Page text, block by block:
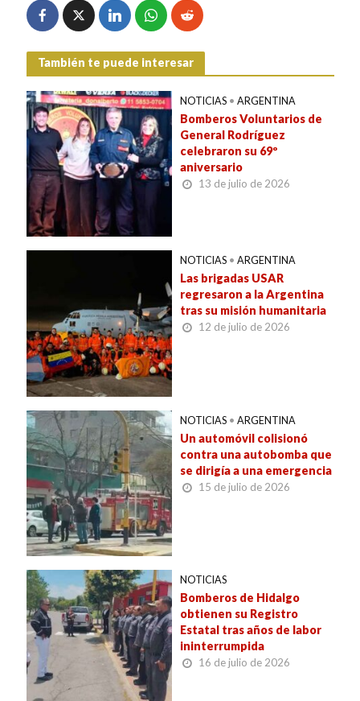
También te puede interesar
NOTICIAS • ARGENTINA
Bomberos Voluntarios de
General Rodríguez
celebraron su 69º
aniversario
13 de julio de 2026
NOTICIAS • ARGENTINA
Las brigadas USAR
regresaron a la Argentina
tras su misión humanitaria
12 de julio de 2026
NOTICIAS • ARGENTINA
Un automóvil colisionó
contra una autobomba que
se dirigía a una emergencia
15 de julio de 2026
NOTICIAS
Bomberos de Hidalgo
obtienen su Registro
Estatal tras años de labor
ininterrumpida
16 de julio de 2026